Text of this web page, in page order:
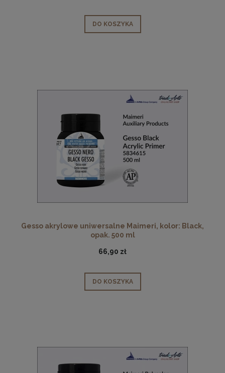
DO KOSZYKA
Gesso akrylowe uniwersalne Maimeri, kolor: Black,
opak. 500 ml
66,90 zł
DO KOSZYKA